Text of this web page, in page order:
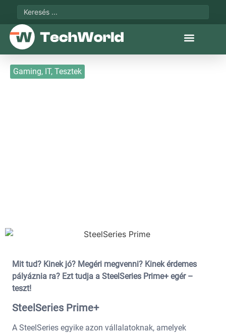
Gaming, IT, Tesztek
Mit tud? Kinek jó? Megéri megvenni? Kinek érdemes
pályáznia ra? Ezt tudja a SteelSeries Prime+ egér –
teszt!
SteelSeries Prime+
A SteelSeries egyike azon vállalatoknak, amelyek